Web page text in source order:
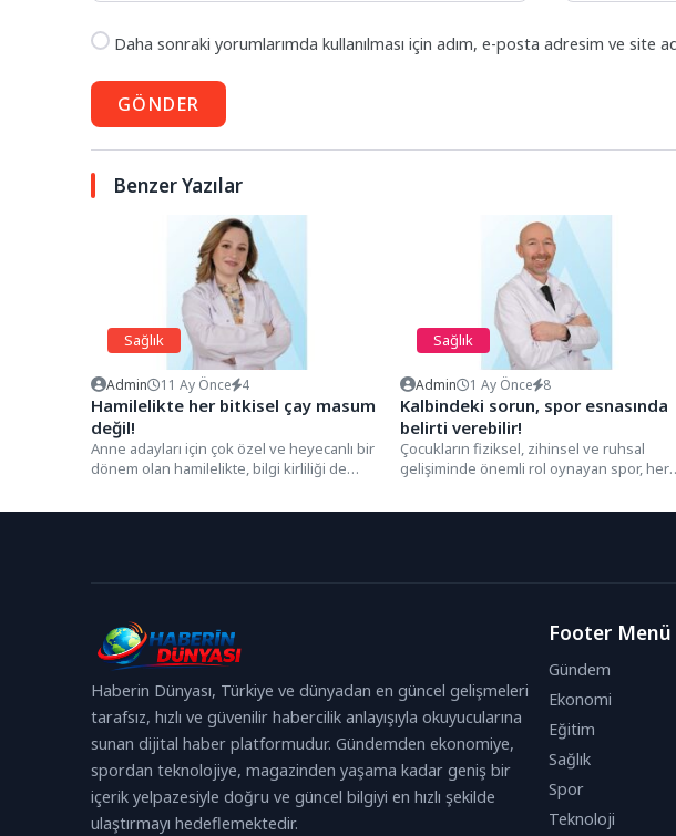
Daha sonraki yorumlarımda kullanılması için adım, e-posta adresim ve site
GÖNDER
Benzer Yazılar
Sağlık
Admin 11 Ay Önce 4
Hamilelikte her bitkisel çay masum
değil!
Anne adayları için çok özel ve heyecanlı bir
dönem olan hamilelikte, bilgi kirliliği de
Sağlık
Admin 1 Ay Önce 8
Kalbindeki sorun, spor esnasında
belirti verebilir!
Çocukların fiziksel, zihinsel ve ruhsal
gelişiminde önemli rol oynayan spor, her
Haberin Dünyası, Türkiye ve dünyadan en güncel gelişmeleri
tarafsız, hızlı ve güvenilir habercilik anlayışıyla okuyucularına
sunan dijital haber platformudur. Gündemden ekonomiye,
spordan teknolojiye, magazinden yaşama kadar geniş bir
içerik yelpazesiyle doğru ve güncel bilgiyi en hızlı şekilde
ulaştırmayı hedeflemektedir.
Footer Menü
Gündem
Ekonomi
Eğitim
Sağlık
Spor
Teknoloji